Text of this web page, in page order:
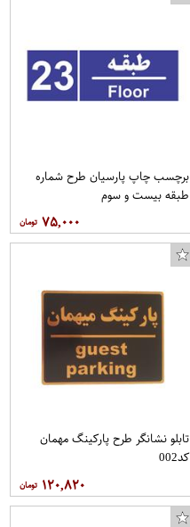
برچسب چاپ پارسیان طرح شماره
طبقه بیست و سوم
۷۵,۰۰۰
تابلو نشانگر طرح پارکینگ مهمان
کد002
۱۲۰,۸۲۰